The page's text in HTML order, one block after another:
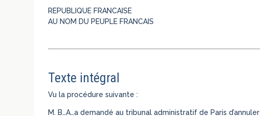
REPUBLIQUE FRANCAISE
AU NOM DU PEUPLE FRANCAIS
Texte intégral
Vu la procédure suivante :
M. B…A…a demandé au tribunal administratif de Paris